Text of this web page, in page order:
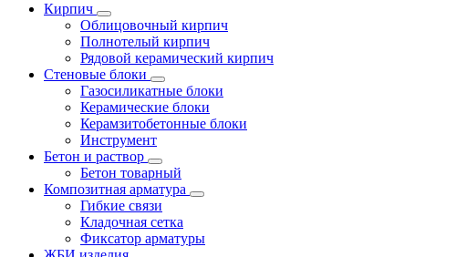
Кирпич
Облицовочный кирпич
Полнотелый кирпич
Рядовой керамический кирпич
Стеновые блоки
Газосиликатные блоки
Керамические блоки
Керамзитобетонные блоки
Инструмент
Бетон и раствор
Бетон товарный
Композитная арматура
Гибкие связи
Кладочная сетка
Фиксатор арматуры